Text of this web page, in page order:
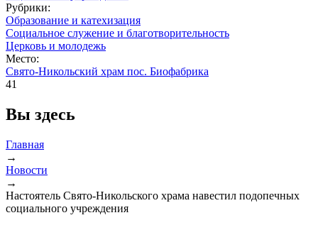
Рубрики:
Образование и катехизация
Социальное служение и благотворительность
Церковь и молодежь
Место:
Свято-Никольский храм пос. Биофабрика
41
Вы здесь
Главная
→
Новости
→
Настоятель Свято-Никольского храма навестил подопечных
социального учреждения